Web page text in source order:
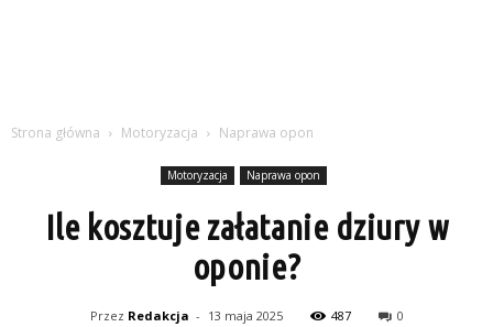
Strona główna Motoryzacja Naprawa opon
Motoryzacja Naprawa opon
Ile kosztuje załatanie dziury w
oponie?
Przez Redakcja - 13 maja 2025 487 0